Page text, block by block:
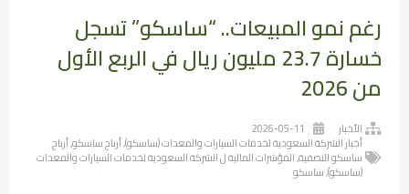
رغم نمو المبيعات.. “ساسكو” تسجل
خسارة 23.7 مليون ريال في الربع الأول
من 2026
الأخبار
2026-05-11
أخبار الشركة السعودية لخدمات السيارات والمعدات (ساسكو),أرباح ساسكو,أرباح
ساسكو النصفية,المؤشرات المالية ل الشركة السعودية لخدمات السيارات والمعدات
(ساسكو),ساسكو